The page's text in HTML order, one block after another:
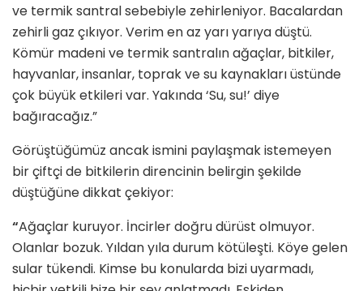
ve termik santral sebebiyle zehirleniyor. Bacalardan
zehirli gaz çıkıyor. Verim en az yarı yarıya düştü.
Kömür madeni ve termik santralın ağaçlar, bitkiler,
hayvanlar, insanlar, toprak ve su kaynakları üstünde
çok büyük etkileri var. Yakında ‘Su, su!’ diye
bağıracağız.”
Görüştüğümüz ancak ismini paylaşmak istemeyen
bir çiftçi de bitkilerin direncinin belirgin şekilde
düştüğüne dikkat çekiyor:
“Ağaçlar kuruyor. İncirler doğru dürüst olmuyor.
Olanlar bozuk. Yıldan yıla durum kötüleşti. Köye gelen
sular tükendi. Kimse bu konularda bizi uyarmadı,